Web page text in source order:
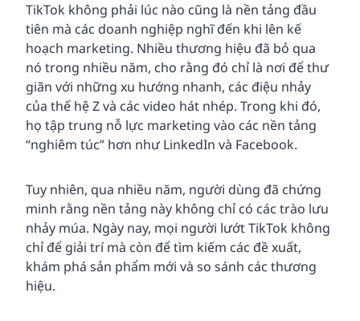
TikTok không phải lúc nào cũng là nền tảng đầu
tiên mà các doanh nghiệp nghĩ đến khi lên kế
hoạch marketing. Nhiều thương hiệu đã bỏ qua
nó trong nhiều năm, cho rằng đó chỉ là nơi để thư
giãn với những xu hướng nhanh, các điệu nhảy
của thế hệ Z và các video hát nhép. Trong khi đó,
họ tập trung nỗ lực marketing vào các nền tảng
“nghiêm túc” hơn như LinkedIn và Facebook.
Tuy nhiên, qua nhiều năm, người dùng đã chứng
minh rằng nền tảng này không chỉ có các trào lưu
nhảy múa. Ngày nay, mọi người lướt TikTok không
chỉ để giải trí mà còn để tìm kiếm các đề xuất,
khám phá sản phẩm mới và so sánh các thương
hiệu.